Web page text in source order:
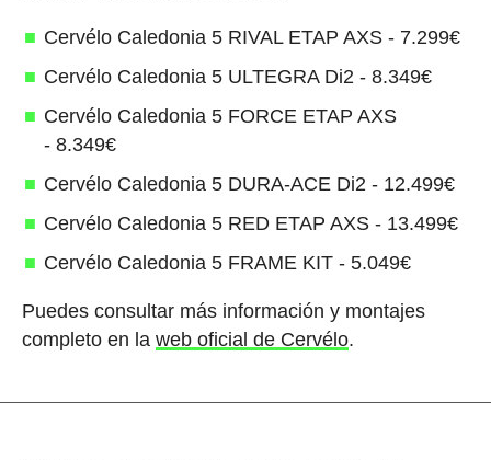
Cervélo Caledonia 5 RIVAL ETAP AXS - 7.299€
Cervélo Caledonia 5 ULTEGRA Di2 - 8.349€
Cervélo Caledonia 5 FORCE ETAP AXS
- 8.349€
Cervélo Caledonia 5 DURA-ACE Di2 - 12.499€
Cervélo Caledonia 5 RED ETAP AXS - 13.499€
Cervélo Caledonia 5 FRAME KIT - 5.049€
Puedes consultar más información y montajes
completo en la web oficial de Cervélo.